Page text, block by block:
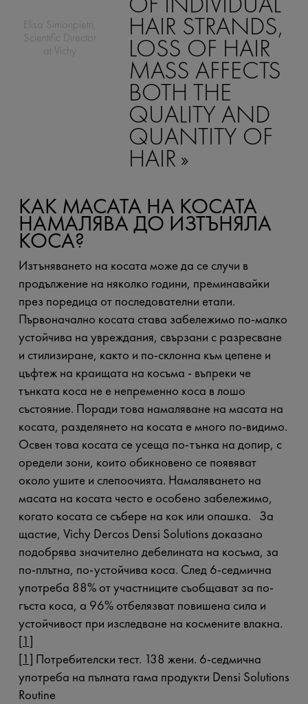
HAIR STRANDS,
LOSS OF HAIR
MASS AFFECTS
BOTH THE
QUALITY AND
QUANTITY OF
HAIR
Elisa Simonpietri,
Scientific Director
at Vichy
КАК МАСАТА НА КОСАТА
НАМАЛЯВА ДО ИЗТЪНЯЛА
КОСА?
Изтъняването на косата може да се случи в
продължение на няколко години, преминавайки
през поредица от последователни етапи.
Първоначално косата става забележимо по-малко
устойчива на увреждания, свързани с разресване
и стилизиране, както и по-склонна към цепене и
цъфтеж на краищата на косъма - въпреки че
тънката коса не е непременно коса в лошо
състояние. Поради това намаляване на масата на
косата, разделянето на косата е много по-видимо.
Освен това косата се усеща по-тънка на допир, с
оредели зони, които обикновено се появяват
около ушите и слепоочията. Намаляването на
масата на косата често е особено забележимо,
когато косата се събере на кок или опашка. За
щастие, Vichy Dercos Densi Solutions доказано
подобрява значително дебелината на косъма, за
по-плътна, по-устойчива коса. След 6-седмична
употреба 88% от участниците съобщават за по-
гъста коса, а 96% отбелязват повишена сила и
устойчивост при изследване на космените влакна.
[1]
[1] Потребителски тест. 138 жени. 6-седмична
употреба на пълната гама продукти Densi Solutions
Routine